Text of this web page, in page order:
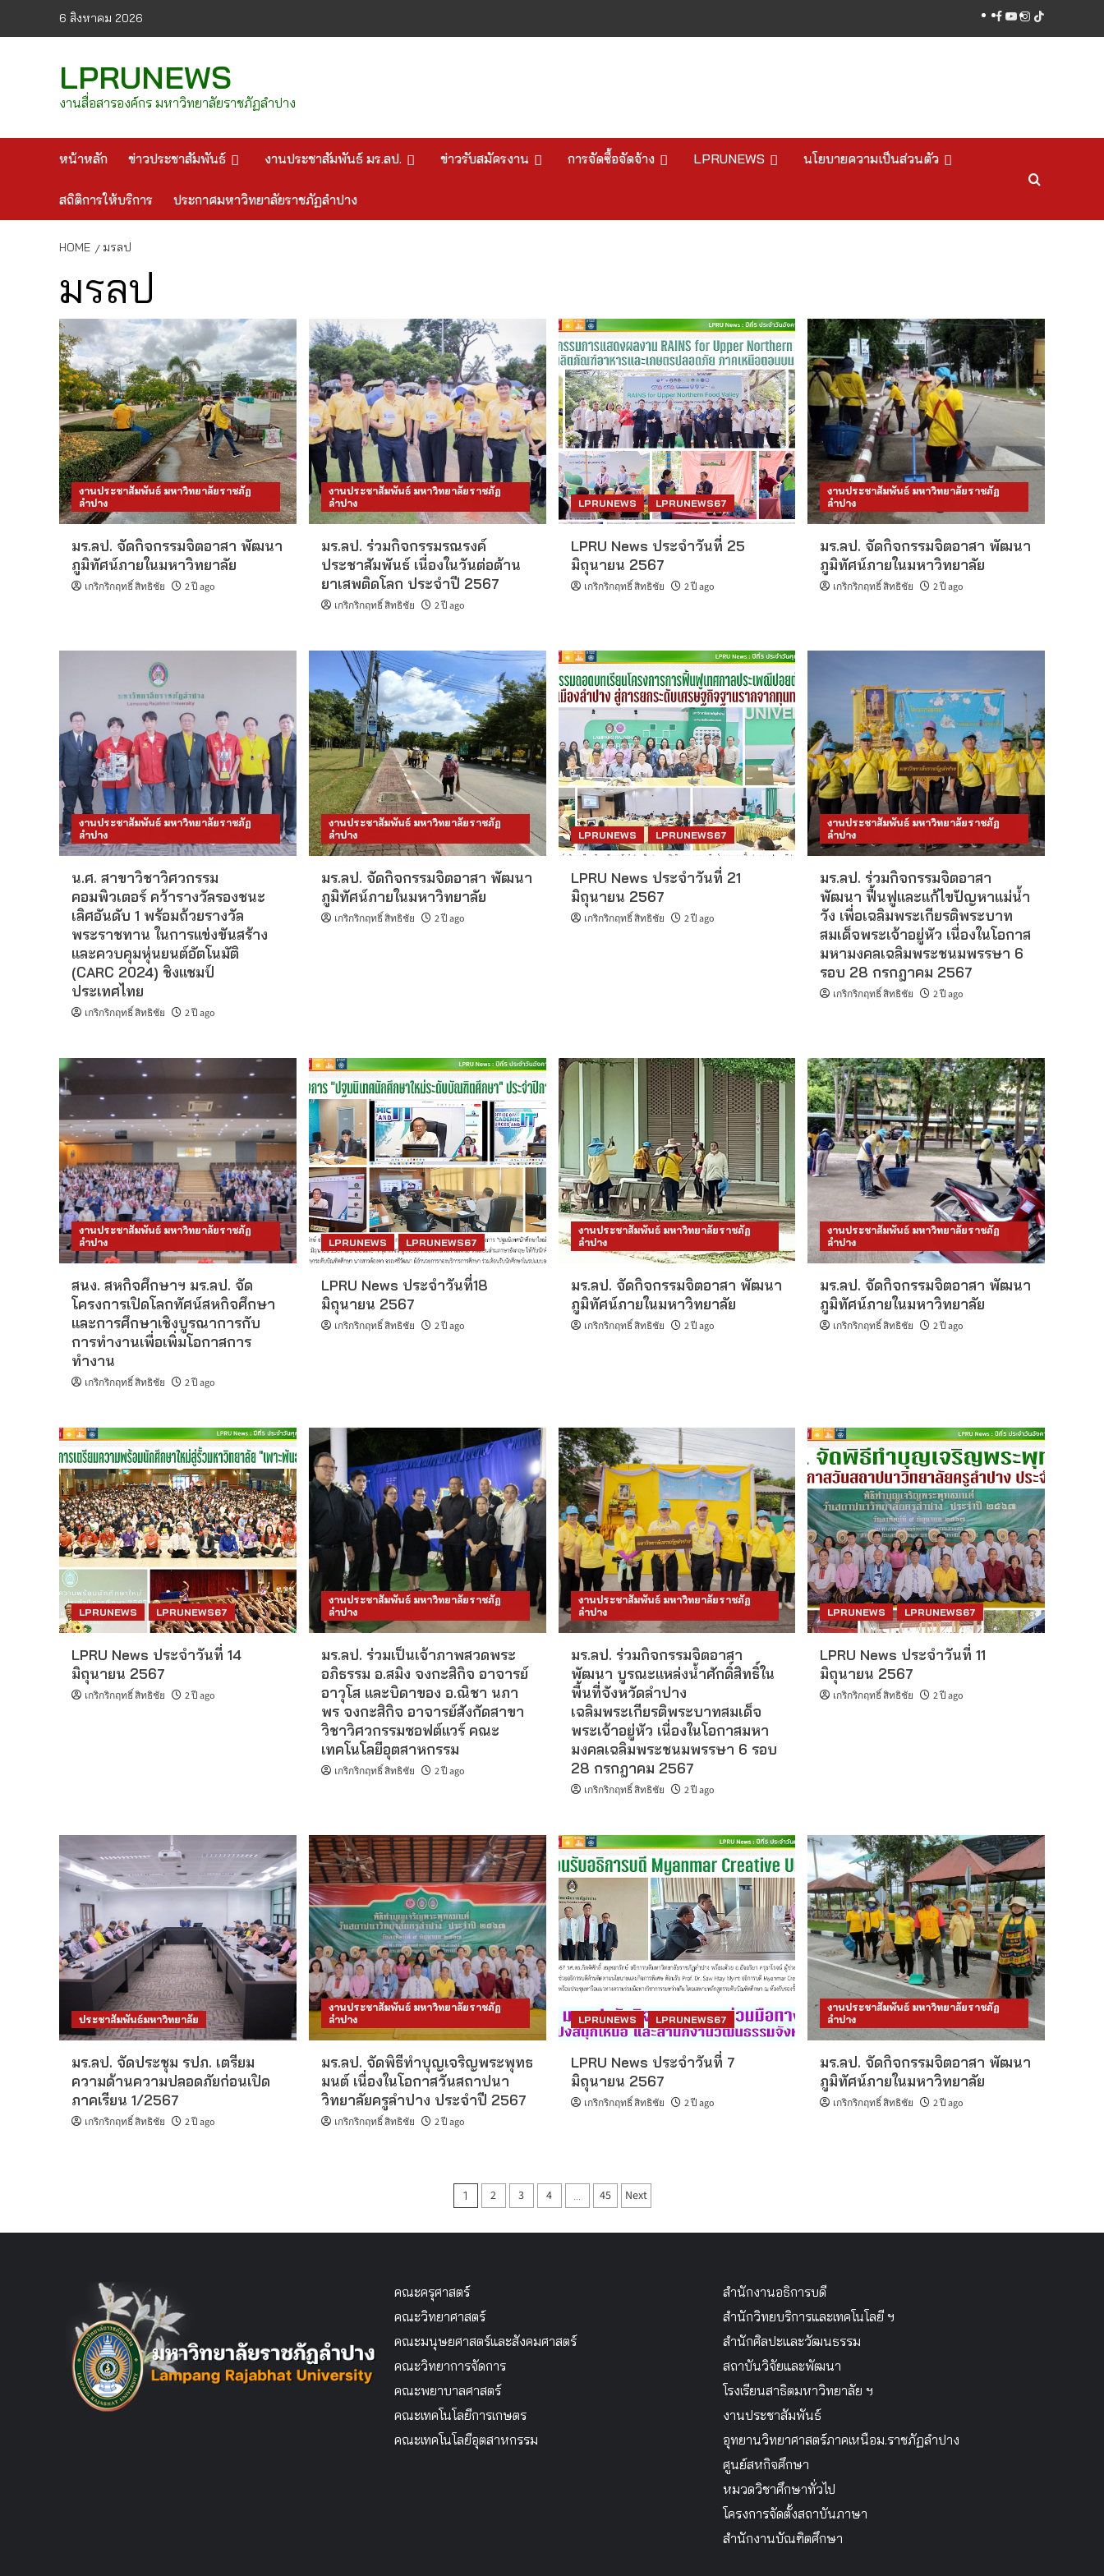
6 สิงหาคม 2026 facebook
youtube
instagram
tiktok
LPRUNEWS
งานสื่อสารองค์กร มหาวิทยาลัยราชภัฏลำปาง
หน้าหลัก ข่าวประชาสัมพันธ์ งานประชาสัมพันธ์ มร.ลป. ข่าวรับสมัครงาน การจัดซื้อจัดจ้าง LPRUNEWS นโยบายความเป็นส่วนตัว
สถิติการให้บริการ ประกาศมหาวิทยาลัยราชภัฏลำปาง
HOME มรลป
มรลป
งานประชาสัมพันธ์ มหาวิทยาลัยราชภัฏ
ลำปาง
มร.ลป. จัดกิจกรรมจิตอาสา พัฒนา
ภูมิทัศน์ภายในมหาวิทยาลัย
เกริกริกฤทธิ์ สิทธิชัย 2 ปี ago
งานประชาสัมพันธ์ มหาวิทยาลัยราชภัฏ
ลำปาง
มร.ลป. ร่วมกิจกรรมรณรงค์
ประชาสัมพันธ์ เนื่องในวันต่อต้าน
ยาเสพติดโลก ประจำปี 2567
เกริกริกฤทธิ์ สิทธิชัย 2 ปี ago
LPRUNEWS LPRUNEWS67
LPRU News ประจำวันที่ 25
มิถุนายน 2567
เกริกริกฤทธิ์ สิทธิชัย 2 ปี ago
งานประชาสัมพันธ์ มหาวิทยาลัยราชภัฏ
ลำปาง
มร.ลป. จัดกิจกรรมจิตอาสา พัฒนา
ภูมิทัศน์ภายในมหาวิทยาลัย
เกริกริกฤทธิ์ สิทธิชัย 2 ปี ago
งานประชาสัมพันธ์ มหาวิทยาลัยราชภัฏ
ลำปาง
น.ศ. สาขาวิชาวิศวกรรม
คอมพิวเตอร์ คว้ารางวัลรองชนะ
เลิศอันดับ 1 พร้อมถ้วยรางวัล
พระราชทาน ในการแข่งขันสร้าง
และควบคุมหุ่นยนต์อัตโนมัติ
(CARC 2024) ชิงแชมป์
ประเทศไทย
เกริกริกฤทธิ์ สิทธิชัย 2 ปี ago
งานประชาสัมพันธ์ มหาวิทยาลัยราชภัฏ
ลำปาง
มร.ลป. จัดกิจกรรมจิตอาสา พัฒนา
ภูมิทัศน์ภายในมหาวิทยาลัย
เกริกริกฤทธิ์ สิทธิชัย 2 ปี ago
LPRUNEWS LPRUNEWS67
LPRU News ประจำวันที่ 21
มิถุนายน 2567
เกริกริกฤทธิ์ สิทธิชัย 2 ปี ago
งานประชาสัมพันธ์ มหาวิทยาลัยราชภัฏ
ลำปาง
มร.ลป. ร่วมกิจกรรมจิตอาสา
พัฒนา ฟื้นฟูและแก้ไขปัญหาแม่น้ำ
วัง เพื่อเฉลิมพระเกียรติพระบาท
สมเด็จพระเจ้าอยู่หัว เนื่องในโอกาส
มหามงคลเฉลิมพระชนมพรรษา 6
รอบ 28 กรกฎาคม 2567
เกริกริกฤทธิ์ สิทธิชัย 2 ปี ago
งานประชาสัมพันธ์ มหาวิทยาลัยราชภัฏ
ลำปาง
สนง. สหกิจศึกษาฯ มร.ลป. จัด
โครงการเปิดโลกทัศน์สหกิจศึกษา
และการศึกษาเชิงบูรณาการกับ
การทำงานเพื่อเพิ่มโอกาสการ
ทำงาน
เกริกริกฤทธิ์ สิทธิชัย 2 ปี ago
LPRUNEWS LPRUNEWS67
LPRU News ประจำวันที่18
มิถุนายน 2567
เกริกริกฤทธิ์ สิทธิชัย 2 ปี ago
งานประชาสัมพันธ์ มหาวิทยาลัยราชภัฏ
ลำปาง
มร.ลป. จัดกิจกรรมจิตอาสา พัฒนา
ภูมิทัศน์ภายในมหาวิทยาลัย
เกริกริกฤทธิ์ สิทธิชัย 2 ปี ago
งานประชาสัมพันธ์ มหาวิทยาลัยราชภัฏ
ลำปาง
มร.ลป. จัดกิจกรรมจิตอาสา พัฒนา
ภูมิทัศน์ภายในมหาวิทยาลัย
เกริกริกฤทธิ์ สิทธิชัย 2 ปี ago
LPRUNEWS LPRUNEWS67
LPRU News ประจำวันที่ 14
มิถุนายน 2567
เกริกริกฤทธิ์ สิทธิชัย 2 ปี ago
งานประชาสัมพันธ์ มหาวิทยาลัยราชภัฏ
ลำปาง
มร.ลป. ร่วมเป็นเจ้าภาพสวดพระ
อภิธรรม อ.สมิง จงกะสิกิจ อาจารย์
อาวุโส และบิดาของ อ.ณิชา นภา
พร จงกะสิกิจ อาจารย์สังกัดสาขา
วิชาวิศวกรรมซอฟต์แวร์ คณะ
เทคโนโลยีอุตสาหกรรม
เกริกริกฤทธิ์ สิทธิชัย 2 ปี ago
งานประชาสัมพันธ์ มหาวิทยาลัยราชภัฏ
ลำปาง
มร.ลป. ร่วมกิจกรรมจิตอาสา
พัฒนา บูรณะแหล่งน้ำศักดิ์สิทธิ์ใน
พื้นที่จังหวัดลำปาง
เฉลิมพระเกียรติพระบาทสมเด็จ
พระเจ้าอยู่หัว เนื่องในโอกาสมหา
มงคลเฉลิมพระชนมพรรษา 6 รอบ
28 กรกฎาคม 2567
เกริกริกฤทธิ์ สิทธิชัย 2 ปี ago
LPRUNEWS LPRUNEWS67
LPRU News ประจำวันที่ 11
มิถุนายน 2567
เกริกริกฤทธิ์ สิทธิชัย 2 ปี ago
ประชาสัมพันธ์มหาวิทยาลัย
มร.ลป. จัดประชุม รปภ. เตรียม
ความด้านความปลอดภัยก่อนเปิด
ภาคเรียน 1/2567
เกริกริกฤทธิ์ สิทธิชัย 2 ปี ago
งานประชาสัมพันธ์ มหาวิทยาลัยราชภัฏ
ลำปาง
มร.ลป. จัดพิธีทำบุญเจริญพระพุทธ
มนต์ เนื่องในโอกาสวันสถาปนา
วิทยาลัยครูลำปาง ประจำปี 2567
เกริกริกฤทธิ์ สิทธิชัย 2 ปี ago
LPRUNEWS LPRUNEWS67
LPRU News ประจำวันที่ 7
มิถุนายน 2567
เกริกริกฤทธิ์ สิทธิชัย 2 ปี ago
งานประชาสัมพันธ์ มหาวิทยาลัยราชภัฏ
ลำปาง
มร.ลป. จัดกิจกรรมจิตอาสา พัฒนา
ภูมิทัศน์ภายในมหาวิทยาลัย
เกริกริกฤทธิ์ สิทธิชัย 2 ปี ago
Posts
1 2 3 4 … 45 Next
คณะครุศาสตร์
คณะวิทยาศาสตร์
คณะมนุษยศาสตร์และสังคมศาสตร์
คณะวิทยาการจัดการ
คณะพยาบาลศาสตร์
คณะเทคโนโลยีการเกษตร
คณะเทคโนโลยีอุตสาหกรรม
สำนักงานอธิการบดี
สำนักวิทยบริการและเทคโนโลยี ฯ
สำนักศิลปะและวัฒนธรรม
สถาบันวิจัยและพัฒนา
โรงเรียนสาธิตมหาวิทยาลัย ฯ
งานประชาสัมพันธ์
อุทยานวิทยาศาสตร์ภาคเหนือม.ราชภัฏลำปาง
ศูนย์สหกิจศึกษา
หมวดวิชาศึกษาทั่วไป
โครงการจัดตั้งสถาบันภาษา
สำนักงานบัณฑิตศึกษา